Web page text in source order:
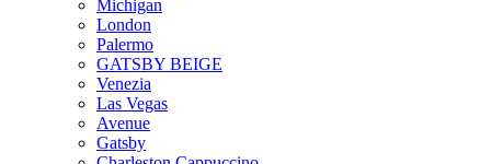
Michigan
London
Palermo
GATSBY BEIGE
Venezia
Las Vegas
Avenue
Gatsby